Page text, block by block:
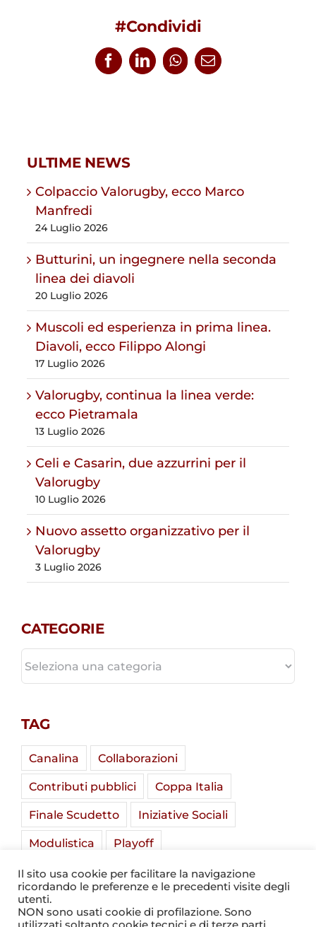
#Condividi
FacebookLinkedInWhatsApp
Email
ULTIME NEWS
Colpaccio Valorugby, ecco Marco
Manfredi
24 Luglio 2026
Butturini, un ingegnere nella seconda
linea dei diavoli
20 Luglio 2026
Muscoli ed esperienza in prima linea.
Diavoli, ecco Filippo Alongi
17 Luglio 2026
Valorugby, continua la linea verde:
ecco Pietramala
13 Luglio 2026
Celi e Casarin, due azzurrini per il
Valorugby
10 Luglio 2026
Nuovo assetto organizzativo per il
Valorugby
3 Luglio 2026
CATEGORIE
TAG
Canalina
Collaborazioni
Contributi pubblici
Coppa Italia
Finale Scudetto
Iniziative Sociali
Modulistica
Playoff
Soladria Serie A Élite
Stadio Mirabello
Summer Camp
Il sito usa cookie per facilitare la navigazione
ricordando le preferenze e le precedenti visite degli
utenti.
NON sono usati cookie di profilazione. Sono